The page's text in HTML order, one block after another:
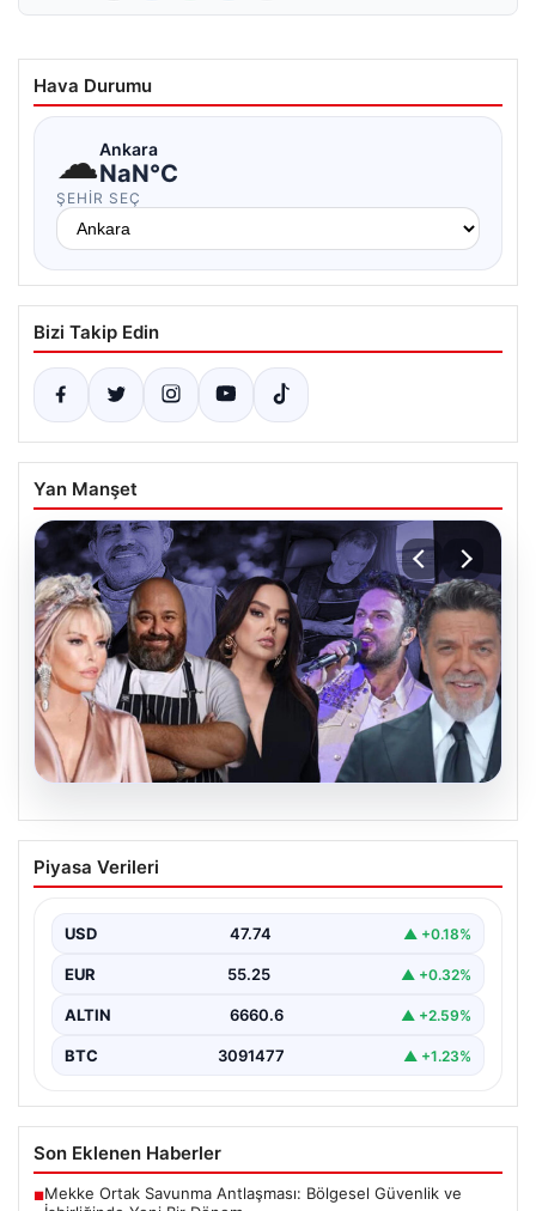
Hava Durumu
☁Ankara
NaN°C
ŞEHIR SEÇ
Bizi Takip Edin
Yan Manşet
06.08.2026
MASAK’tan Ahbap Derneği raporu.
Hangi ünlü ne kadar bağış yaptı?
Bağışları ve Paranın Akibeti", "content": "Son dönemde
kamuoyunun…
Piyasa Verileri
USD 47.74 ▲ +0.18%
EUR 55.25 ▲ +0.32%
ALTIN 6660.6 ▲ +2.59%
BTC 3091477 ▲ +1.23%
Son Eklenen Haberler
■Mekke Ortak Savunma Antlaşması: Bölgesel Güvenlik ve